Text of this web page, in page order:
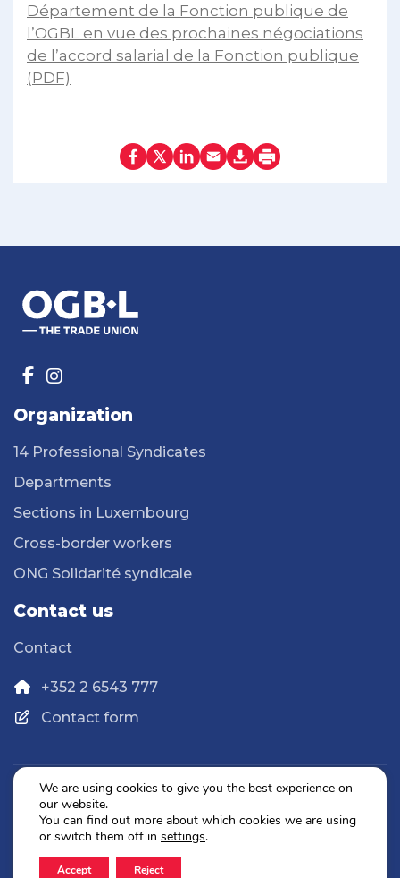
Département de la Fonction publique de
l’OGBL en vue des prochaines négociations
de l’accord salarial de la Fonction publique
(PDF)
Organization
14 Professional Syndicates
Departments
Sections in Luxembourg
Cross-border workers
ONG Solidarité syndicale
Contact us
Contact
+352 2 6543 777
Contact form
Legal Notice
We are using cookies to give you the best experience on
our website.
You can find out more about which cookies we are using
or switch them off in settings.
Accept Reject